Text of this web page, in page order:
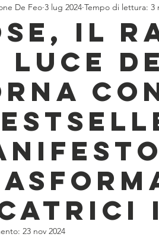
Parola ai giovani L'esperto
IL
LUCE
De Feo 3 lug 2024 Tempo di lettura: 3
23 nov 2024